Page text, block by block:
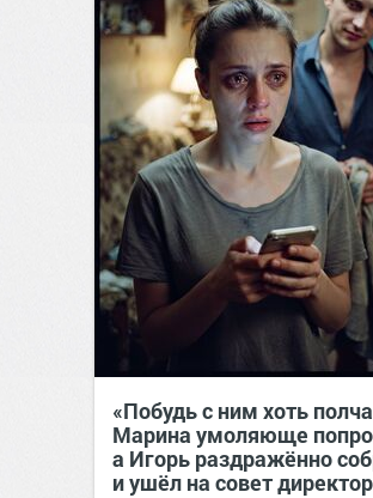
«Побудь с ним хоть
Марина умоляюще
а Игорь раздражённо
и ушёл на совет